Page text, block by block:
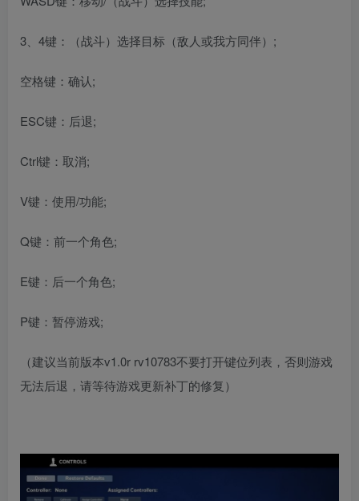
3、4键：（战斗）选择目标（敌人或我方同伴）;
空格键：确认;
ESC键：后退;
Ctrl键：取消;
V键：使用/功能;
Q键：前一个角色;
E键：后一个角色;
P键：暂停游戏;
（建议当前版本v1.0r rv10783不要打开键位列表，否则游戏
无法后退，请等待游戏更新补丁的修复）